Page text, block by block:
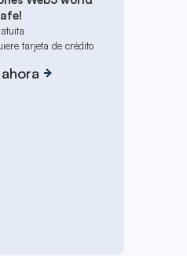
tarjeta de crédito